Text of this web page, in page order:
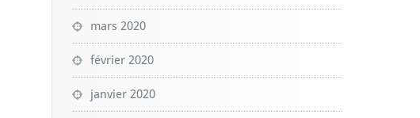
mars 2020
février 2020
janvier 2020